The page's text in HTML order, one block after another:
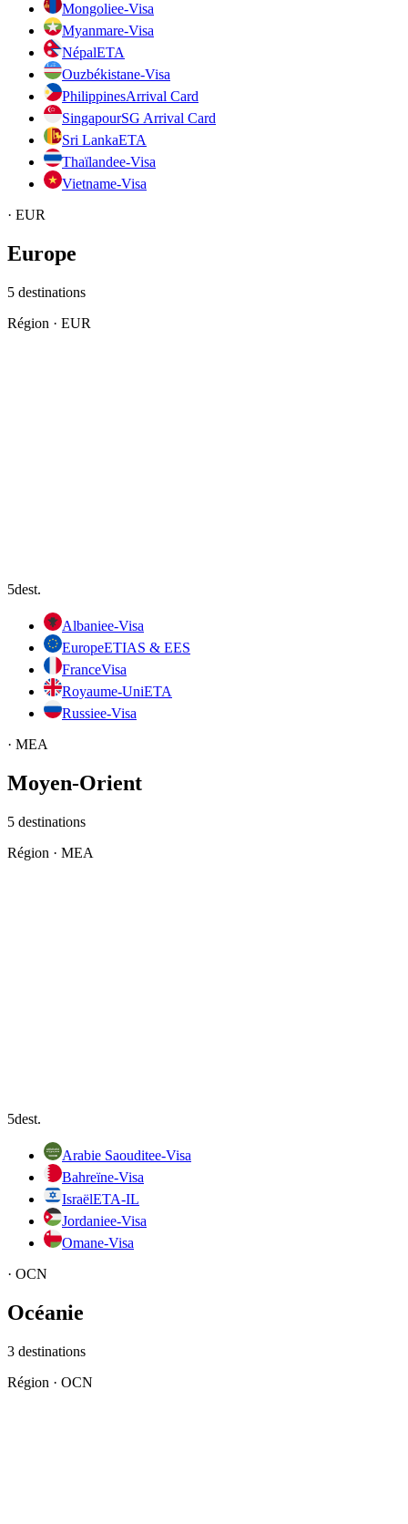
Mongoliee-Visa
Myanmare-Visa
NépalETA
Ouzbékistane-Visa
PhilippinesArrival Card
SingapourSG Arrival Card
Sri LankaETA
Thaïlandee-Visa
Vietname-Visa
· EUR
Europe
5 destinations
Région · EUR
5dest.
Albaniee-Visa
EuropeETIAS & EES
FranceVisa
Royaume-UniETA
Russiee-Visa
· MEA
Moyen-Orient
5 destinations
Région · MEA
5dest.
Arabie Saouditee-Visa
Bahreïne-Visa
IsraëlETA-IL
Jordaniee-Visa
Omane-Visa
· OCN
Océanie
3 destinations
Région · OCN